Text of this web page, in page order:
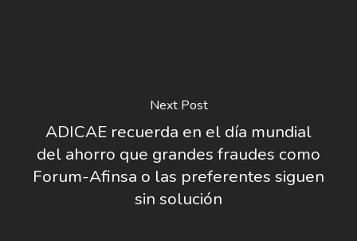
Next Post
ADICAE recuerda en el día mundial
del ahorro que grandes fraudes como
Forum-Afinsa o las preferentes siguen
sin solución